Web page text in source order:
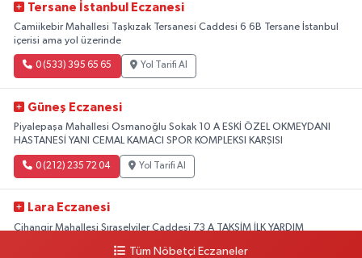
Tersane İstanbul Eczanesi
Camiikebir Mahallesi Taşkızak Tersanesi Caddesi 6 6B Tersane İstanbul
içerisi ama yol üzerinde
0 (533) 395 65 65 Yol Tarifi Al
Güneş Eczanesi
Piyalepaşa Mahallesi Osmanoğlu Sokak 10 A ESKİ ÖZEL OKMEYDANI
HASTANESİ YANI CEMAL KAMACI SPOR KOMPLEKSI KARŞISI
0 (212) 235 72 04 Yol Tarifi Al
Lara Eczanesi
Cihangir Mahallesi Sıraselviler Caddesi 73 A TAKSİM İLK YARDIM
Tüm Nöbetçi Eczaneler